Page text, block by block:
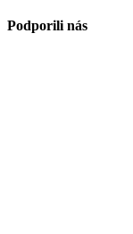
Podporili nás